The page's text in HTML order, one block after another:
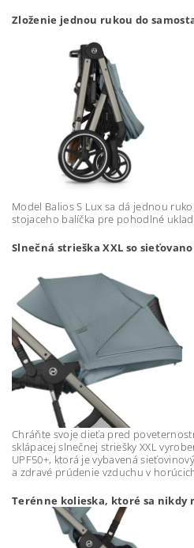
Zloženie jednou rukou do
Model Balios S Lux sa dá jednou
stojaceho balíčka pre pohodlné
Slnečná strieška XXL so
Chráňte svoje dieťa pred
sklápacej slnečnej striešky XXL
UPF50+, ktorá je vybavená
a zdravé prúdenie vzduchu v
Terénne kolieska, ktoré sa nikdy